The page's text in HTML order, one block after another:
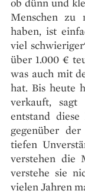
Menschen zu
haben, ist
viel
über 1.000 €
was auch mit
hat. Bis heute
verkauft, sagt
entstand
gegenüber
tiefen
verstehen die
verstehe sie
vielen Jahren